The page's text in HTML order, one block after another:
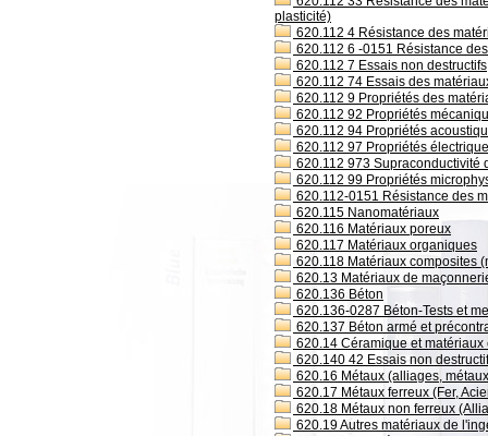
plasticité)
620.112 4 Résistance des
620.112 6 -0151 Résistance
620.112 7 Essais non destructifs
620.112 74 Essais des
620.112 9 Propriétés des
620.112 92 Propriétés
620.112 94 Propriétés
620.112 97 Propriétés
620.112 973 Supraconductivité
620.112 99 Propriétés
620.112-0151 Résistance des
620.115 Nanomatériaux
620.116 Matériaux poreux
620.117 Matériaux organiques
620.118 Matériaux composites
620.13 Matériaux de
620.136 Béton
620.136-0287 Béton-Tests et
620.137 Béton armé et
620.14 Céramique et matériaux
620.140 42 Essais non
620.16 Métaux (alliages,
620.17 Métaux ferreux (Fer,
620.18 Métaux non ferreux
620.19 Autres matériaux de